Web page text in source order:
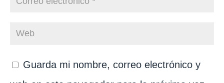
Guarda mi nombre, correo electrónico y